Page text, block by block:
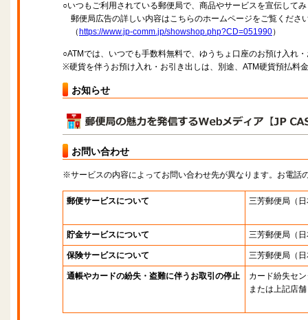
○いつもご利用されている郵便局で、商品やサービスを宣伝して
郵便局広告の詳しい内容はこちらのホームページをご覧くださ
（ https://www.jp-comm.jp/showshop.php?CD=051990）
○ATMでは、いつでも手数料無料で、ゆうちょ口座のお預け入れ
※硬貨を伴うお預け入れ・お引き出しは、別途、ATM硬貨預払料
お知らせ
お問い合わせ
※サービスの内容によってお問い合わせ先が異なります。お電話
郵便サービスについて 三芳郵便局 （
貯金サービスについて 三芳郵便局 （
保険サービスについて 三芳郵便局 （
通帳やカードの紛失・盗難に伴うお取引の停止
カード紛失セ
または上記店舗